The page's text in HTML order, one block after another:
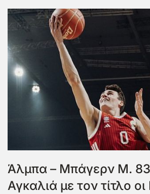
Άλμπα – Μπάγερν Μ.
Αγκαλιά με τον τίτλο